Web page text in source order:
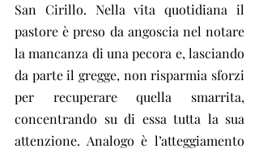
San Cirillo. Nella vita quotidiana il
pastore è preso da angoscia nel notare
la mancanza di una pecora e, lasciando
da parte il gregge, non risparmia sforzi
per recuperare quella smarrita,
concentrando su di essa tutta la sua
attenzione. Analogo è l’atteggiamento